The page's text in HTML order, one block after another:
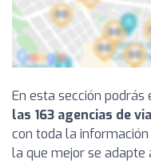
En esta sección
las 163 agencias de
con toda la
la que mejor se adapte